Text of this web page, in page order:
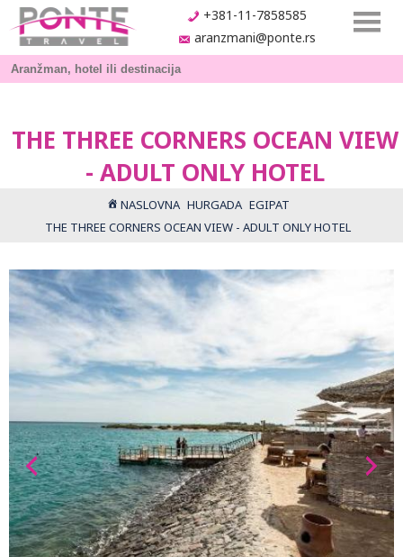
+381-11-7858585
aranzmani@ponte.rs
THE THREE CORNERS OCEAN VIEW
- ADULT ONLY HOTEL
NASLOVNA HURGADA EGIPAT
THE THREE CORNERS OCEAN VIEW - ADULT ONLY HOTEL